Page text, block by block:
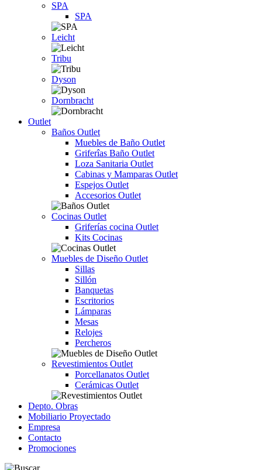
SPA
SPA
Leicht
Tribu
Dyson
Dornbracht
Outlet
Baños Outlet
Muebles de Baño Outlet
Griferîas Baño Outlet
Loza Sanitaria Outlet
Cabinas y Mamparas Outlet
Espejos Outlet
Accesorios Outlet
Cocinas Outlet
Griferías cocina Outlet
Kits Cocinas
Muebles de Diseño Outlet
Sillas
Sillón
Banquetas
Escritorios
Lámparas
Mesas
Relojes
Percheros
Revestimientos Outlet
Porcellanatos Outlet
Cerámicas Outlet
Depto. Obras
Mobiliario Proyectado
Empresa
Contacto
Promociones